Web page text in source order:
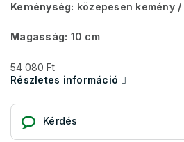
Keménység: közepesen kemény /
Magasság: 10 cm
54 080 Ft
Részletes információ
Kérdés